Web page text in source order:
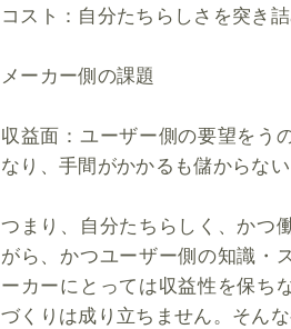
コスト：自分たちらしさを突き
メーカー側の課題
収益面：ユーザー側の要望をう
なり、手間がかかるも儲からない
つまり、自分たちらしく、かつ
がら、かつユーザー側の知識・
ーカーにとっては収益性を保ち
づくりは成り立ちません。そん